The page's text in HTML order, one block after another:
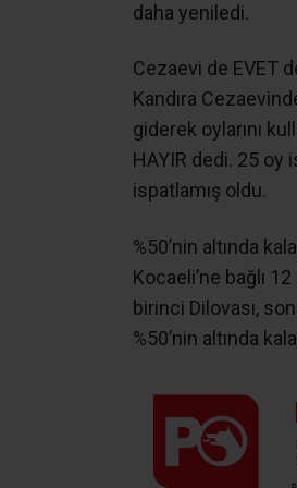
Kandıra
giderek oylarını
HAYIR dedi. 25 oy
ispatlamış oldu.
Kocaeli’ne bağlı
birinci Dilovası,
%50’nin altında